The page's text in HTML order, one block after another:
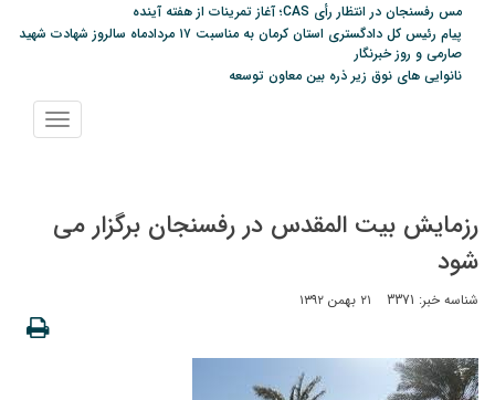
مس رفسنجان در انتظار رأی CAS؛ آغاز تمرینات از هفته آینده
پیام رئیس کل دادگستری استان کرمان به مناسبت ۱۷ مردادماه سالروز شهادت شهید
صارمی و روز خبرنگار
نانوایی های نوق زیر ذره بین معاون توسعه
نمایش
منو
رزمایش بیت المقدس در رفسنجان برگزار می
شود
شناسه خبر: 3371 ۲۱ بهمن ۱۳۹۲